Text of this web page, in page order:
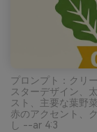
プロンプト：クリ
スターデザイン、
スト、主要な葉野
赤のアクセント、
し --ar 4:3